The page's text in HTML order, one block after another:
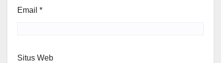
Email *
Situs Web